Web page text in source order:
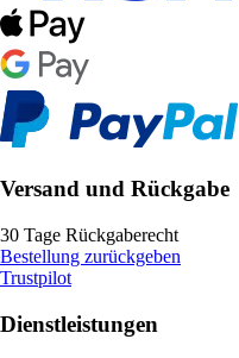
Versand und Rückgabe
30 Tage Rückgaberecht
Bestellung zurückgeben
Trustpilot
Dienstleistungen